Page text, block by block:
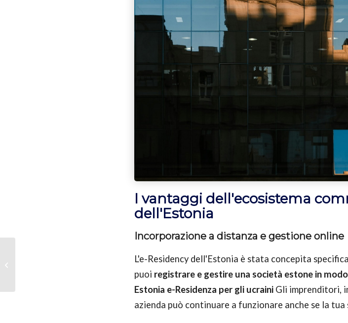
I vantaggi dell'ecosistema
dell'Estonia
Incorporazione a distanza e gestione online
L'e-Residency dell'Estonia è stata concepita
puoi registrare e gestire una società estone in
Estonia e-Residenza per gli ucraini Gli imprenditori,
azienda può continuare a funzionare anche se la